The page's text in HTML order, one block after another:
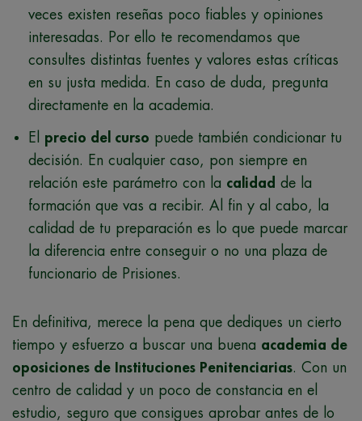
veces existen reseñas poco fiables y opiniones
interesadas. Por ello te recomendamos que
consultes distintas fuentes y valores estas críticas
en su justa medida. En caso de duda, pregunta
directamente en la academia.
El precio del curso puede también condicionar tu
decisión. En cualquier caso, pon siempre en
relación este parámetro con la calidad de la
formación que vas a recibir. Al fin y al cabo, la
calidad de tu preparación es lo que puede marcar
la diferencia entre conseguir o no una plaza de
funcionario de Prisiones.
En definitiva, merece la pena que dediques un cierto
tiempo y esfuerzo a buscar una buena academia de
oposiciones de Instituciones Penitenciarias . Con un
centro de calidad y un poco de constancia en el
estudio, seguro que consigues aprobar antes de lo